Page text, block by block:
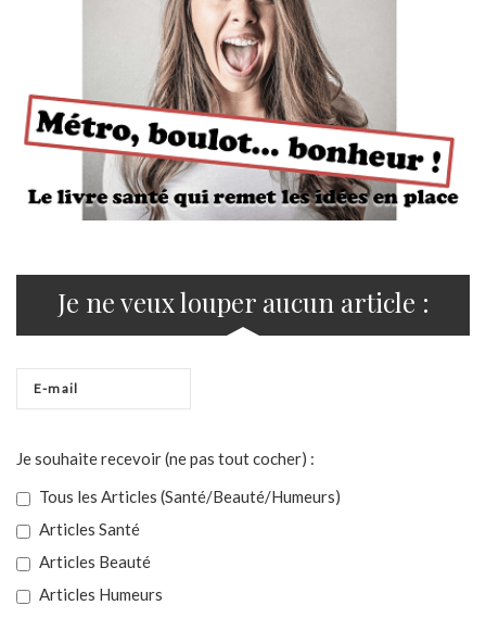
Je ne veux louper aucun article :
Je souhaite recevoir (ne pas tout cocher) :
Tous les Articles (Santé/Beauté/Humeurs)
Articles Santé
Articles Beauté
Articles Humeurs